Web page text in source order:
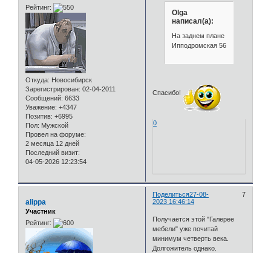
Рейтинг:
Откуда: Новосибирск
Зарегистрирован: 02-04-2011
Сообщений: 6633
Уважение: +4347
Позитив: +6995
Пол: Мужской
Провел на форуме:
2 месяца 12 дней
Последний визит:
04-05-2026 12:23:54
Olga
написал(а):
На заднем плане
Ипподромская 56
Спасибо!
0
Поделиться 7
27-08-
2023 16:46:14
alippa
Участник
Рейтинг:
Получается этой "Галерее
мебели" уже почитай
минимум четверть века.
Долгожитель однако.